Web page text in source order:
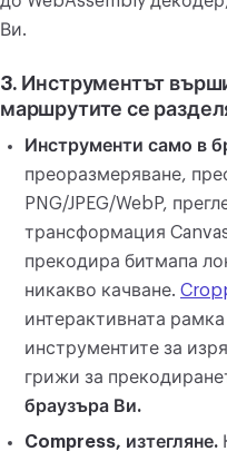
Ви.
3. Инструментът
маршрутите се
Инструменти само в
преоразмеряване,
PNG/JPEG/WebP,
трансформация
прекодира битмапа
никакво качване.
интерактивната рамка
инструментите за
грижи за
браузъра Ви.
Compress, изтегляне.